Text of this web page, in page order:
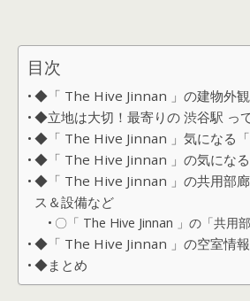
目次
◆「 The Hive Jinnan 」の建物外観
◆立地は大切！最寄りの 渋谷駅 っ
◆「 The Hive Jinnan 」気になる「
◆「 The Hive Jinnan 」の気になる
◆「 The Hive Jinnan 」の共用部
ス＆設備など
〇「 The Hive Jinnan 」の「共用部
◆「 The Hive Jinnan 」の空室情
◆まとめ